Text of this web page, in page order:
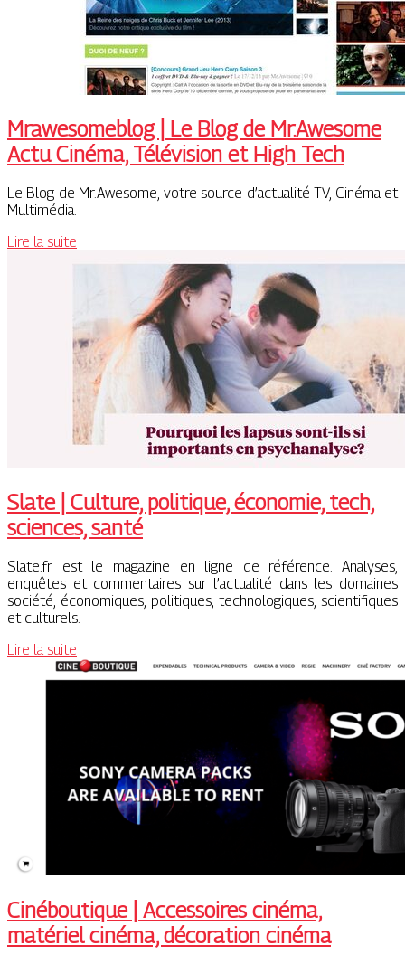
Mraweso­meb­log | Le Blog de Mr.Awesome
Actu Cinéma, Télévision et High Tech
Le Blog de Mr.Awesome, votre source d’actualité TV, Cinéma et
Multimédia.
Lire la suite
Slate | Culture, politique, économie, tech,
sciences, santé
Slate.fr est le magazine en ligne de référence. Analyses,
enquêtes et commentaires sur l’actualité dans les domaines
société, économiques, politiques, technologiques, scientifiques
et culturels.
Lire la suite
Cinébouti­que | Accessoires cinéma,
matériel cinéma, décoration cinéma